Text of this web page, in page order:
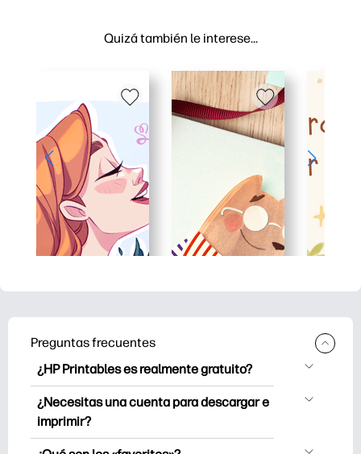
Quizá también le interese…
Preguntas frecuentes
¿HP Printables es realmente gratuito?
HP Printables ofrece más de 2500
imprimibles gratuitos para descargar e
imprimir. Explore páginas para colorear
¿Necesitas una cuenta para descargar e
imprimir?
Puede explorar e imprimir sin crear una